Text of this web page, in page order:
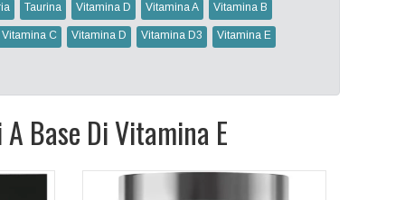
Taurina Vitamina D Vitamina A Vitamina B
Vitamina C Vitamina D Vitamina D3 Vitamina E
Base Di Vitamina E